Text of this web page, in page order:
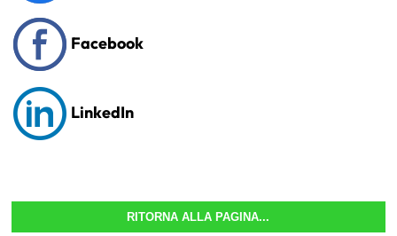
Facebook
LinkedIn
RITORNA ALLA PAGINA...